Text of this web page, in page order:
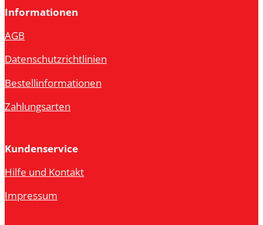
Informationen
AGB
Datenschutzrichtlinien
Bestellinformationen
Zahlungsarten
Kundenservice
Hilfe und Kontakt
Impressum